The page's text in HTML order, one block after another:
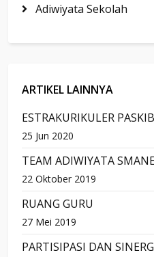
Adiwiyata Sekolah
ARTIKEL LAINNYA
ESTRAKURIKULER
25 Jun 2020
TEAM ADIWIYATA
22 Oktober 2019
RUANG GURU
27 Mei 2019
PARTISIPASI DAN